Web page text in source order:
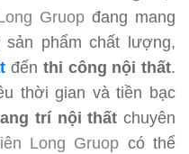
Gruop đang mang
sản phẩm chất lượng,
đến thi công nội thất.
thời gian và tiền bạc
trí nội thất chuyên
Long Gruop có thể